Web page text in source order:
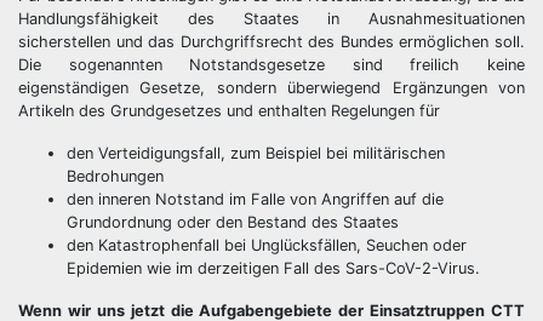
Handlungsfähigkeit des Staates in Ausnahmesituationen
sicherstellen und das Durchgriffsrecht des Bundes ermöglichen soll.
Die sogenannten Notstandsgesetze sind freilich keine
eigenständigen Gesetze, sondern überwiegend Ergänzungen von
Artikeln des Grundgesetzes und enthalten Regelungen für
den Verteidigungsfall, zum Beispiel bei militärischen
Bedrohungen
den inneren Notstand im Falle von Angriffen auf die
Grundordnung oder den Bestand des Staates
den Katastrophenfall bei Unglücksfällen, Seuchen oder
Epidemien wie im derzeitigen Fall des Sars-CoV-2-Virus.
Wenn wir uns jetzt die Aufgabengebiete der Einsatztruppen CTT